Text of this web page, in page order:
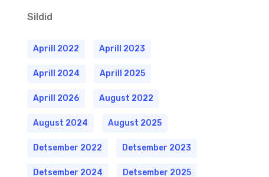
Sildid
Aprill 2022 Aprill 2023
Aprill 2024 Aprill 2025
Aprill 2026 August 2022
August 2024 August 2025
Detsember 2022 Detsember 2023
Detsember 2024 Detsember 2025